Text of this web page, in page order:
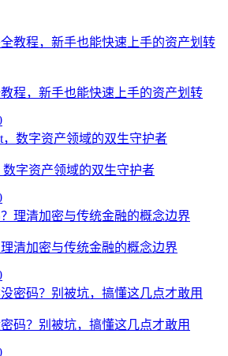
程，新手也能快速上手的资产划转
数字资产领域的双生守护者
清加密与传统金融的概念边界
码？别被坑，搞懂这几点才敢用